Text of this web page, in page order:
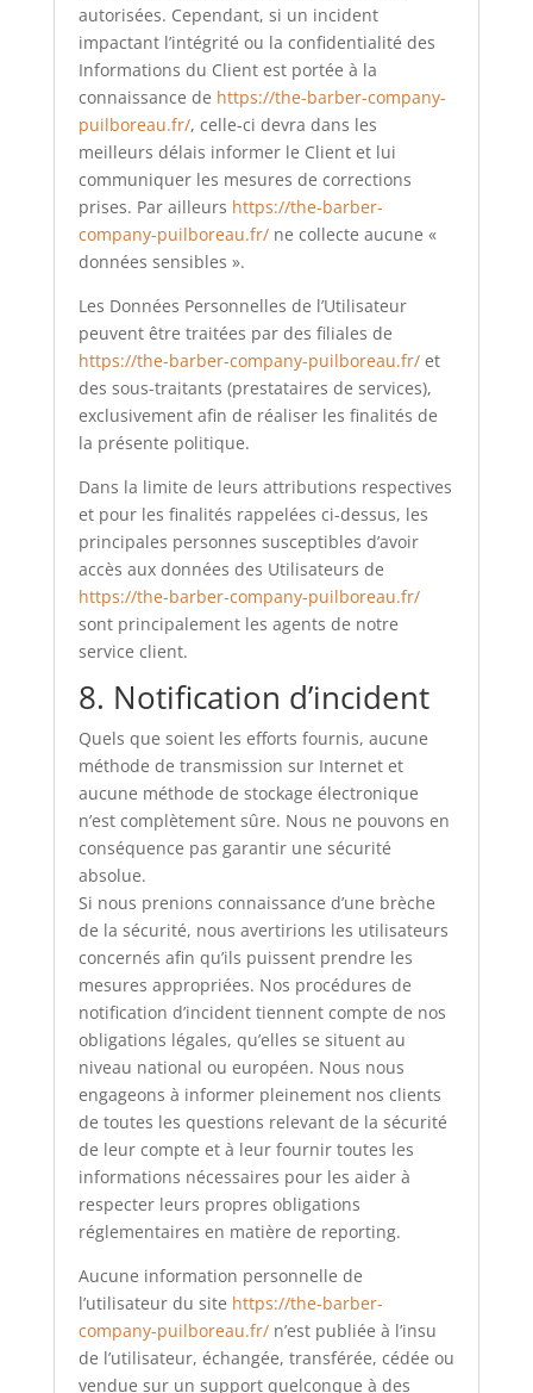
autorisées. Cependant, si un incident
impactant l’intégrité ou la confidentialité des
Informations du Client est portée à la
connaissance de https://the-barber-company-
puilboreau.fr/, celle-ci devra dans les
meilleurs délais informer le Client et lui
communiquer les mesures de corrections
prises. Par ailleurs https://the-barber-
company-puilboreau.fr/ne collecte aucune «
données sensibles ».
Les Données Personnelles de l’Utilisateur
peuvent être traitées par des filiales de
https://the-barber-company-puilboreau.fr/et
des sous-traitants (prestataires de services),
exclusivement afin de réaliser les finalités de
la présente politique.
Dans la limite de leurs attributions respectives
et pour les finalités rappelées ci-dessus, les
principales personnes susceptibles d’avoir
accès aux données des Utilisateurs de
https://the-barber-company-puilboreau.fr/
sont principalement les agents de notre
service client.
8. Notification d’incident
Quels que soient les efforts fournis, aucune
méthode de transmission sur Internet et
aucune méthode de stockage électronique
n’est complètement sûre. Nous ne pouvons en
conséquence pas garantir une sécurité
absolue.
Si nous prenions connaissance d’une brèche
de la sécurité, nous avertirions les utilisateurs
concernés afin qu’ils puissent prendre les
mesures appropriées. Nos procédures de
notification d’incident tiennent compte de nos
obligations légales, qu’elles se situent au
niveau national ou européen. Nous nous
engageons à informer pleinement nos clients
de toutes les questions relevant de la sécurité
de leur compte et à leur fournir toutes les
informations nécessaires pour les aider à
respecter leurs propres obligations
réglementaires en matière de reporting.
Aucune information personnelle de
l’utilisateur du site https://the-barber-
company-puilboreau.fr/n’est publiée à l’insu
de l’utilisateur, échangée, transférée, cédée ou
vendue sur un support quelconque à des